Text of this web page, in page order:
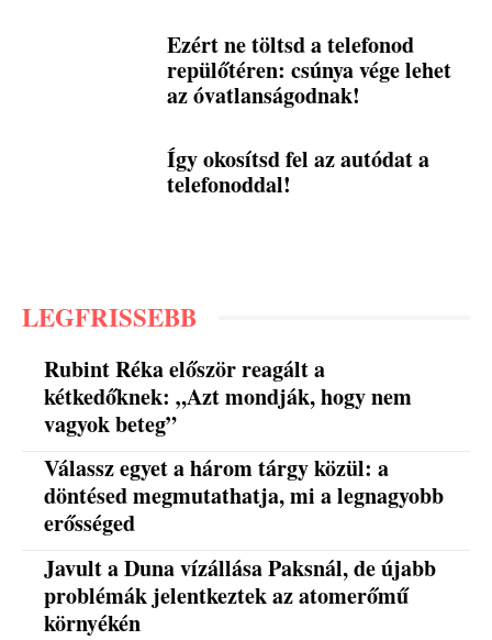
Ezért ne töltsd a telefonod
repülőtéren: csúnya vége lehet
az óvatlanságodnak!
Így okosítsd fel az autódat a
telefonoddal!
LEGFRISSEBB
Rubint Réka először reagált a
kétkedőknek: „Azt mondják, hogy nem
vagyok beteg”
Válassz egyet a három tárgy közül: a
döntésed megmutathatja, mi a legnagyobb
erősséged
Javult a Duna vízállása Paksnál, de újabb
problémák jelentkeztek az atomerőmű
környékén